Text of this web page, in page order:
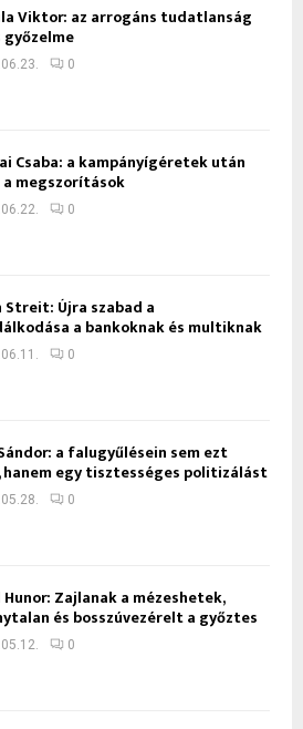
Viktor: az arrogáns tudatlanság
0
Csaba: a kampányígéretek után
megszorítások
0
Újra szabad a
a bankoknak és multiknak
0
a falugyűlésein sem ezt
egy tisztességes politizálást
0
Hunor: Zajlanak a mézeshetek,
és bosszúvezérelt a győztes
0